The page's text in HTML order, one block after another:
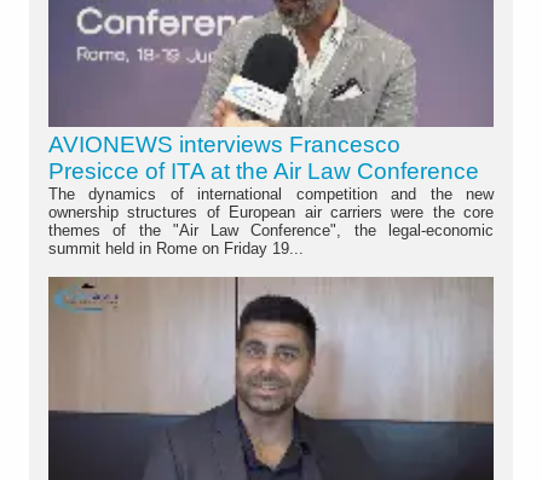
AVIONEWS interviews Francesco
Presicce of ITA at the Air Law Conference
The dynamics of international competition and the new
ownership structures of European air carriers were the core
themes of the "Air Law Conference", the legal-economic
summit held in Rome on Friday 19...